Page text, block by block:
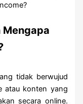
tidak berwujud
atau konten yang
secara online.